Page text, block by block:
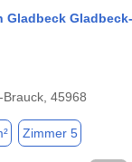
Gladbeck
45968
Zimmer 5